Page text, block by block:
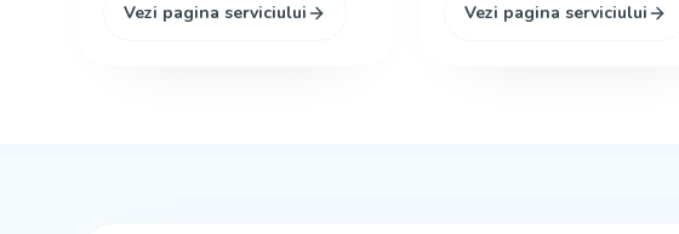
Vezi pagina serviciului Vezi pagina serviciului